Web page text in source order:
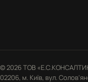
© 2026 ТОВ
02206, м. Київ, вул.